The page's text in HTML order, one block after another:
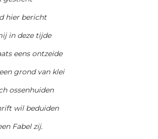
hier bericht
in deze tijde
eens ontzeide
grond van klei
ossenhuiden
wil beduiden
Fabel zij.